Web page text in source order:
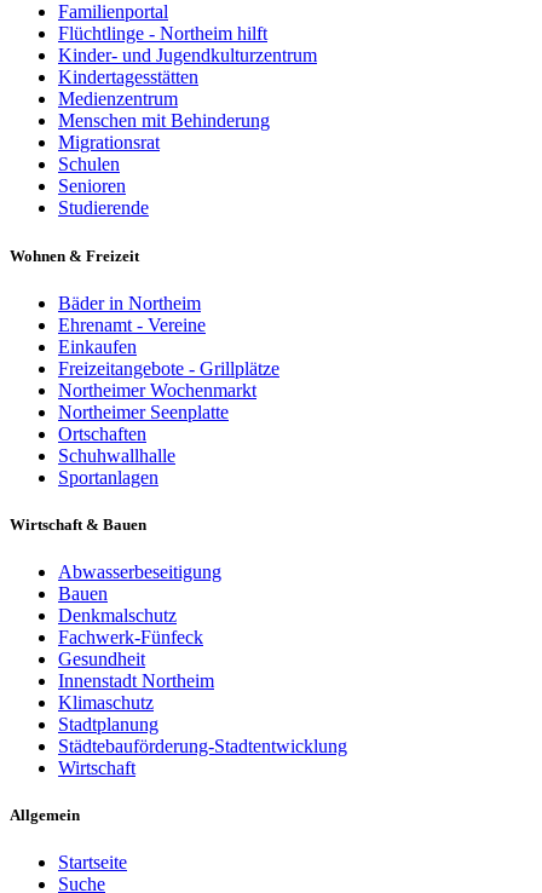
Familienportal
Flüchtlinge - Northeim hilft
Kinder- und Jugendkulturzentrum
Kindertagesstätten
Medienzentrum
Menschen mit Behinderung
Migrationsrat
Schulen
Senioren
Studierende
Wohnen & Freizeit
Bäder in Northeim
Ehrenamt - Vereine
Einkaufen
Freizeitangebote - Grillplätze
Northeimer Wochenmarkt
Northeimer Seenplatte
Ortschaften
Schuhwallhalle
Sportanlagen
Wirtschaft & Bauen
Abwasserbeseitigung
Bauen
Denkmalschutz
Fachwerk-Fünfeck
Gesundheit
Innenstadt Northeim
Klimaschutz
Stadtplanung
Städtebauförderung-Stadtentwicklung
Wirtschaft
Allgemein
Startseite
Suche